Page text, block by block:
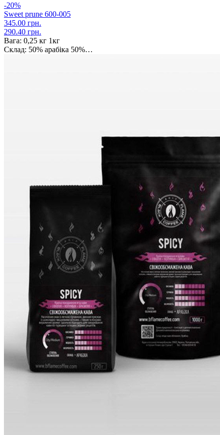
-20%
Sweet prune 600-005
345.00 грн.
290.40 грн.
Вага: 0,25 кг 1кг
Склад: 50% арабіка 50%…